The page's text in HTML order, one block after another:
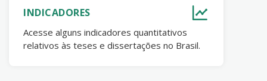
INDICADORES
Acesse alguns indicadores quantitativos
relativos às teses e dissertações no Brasil.